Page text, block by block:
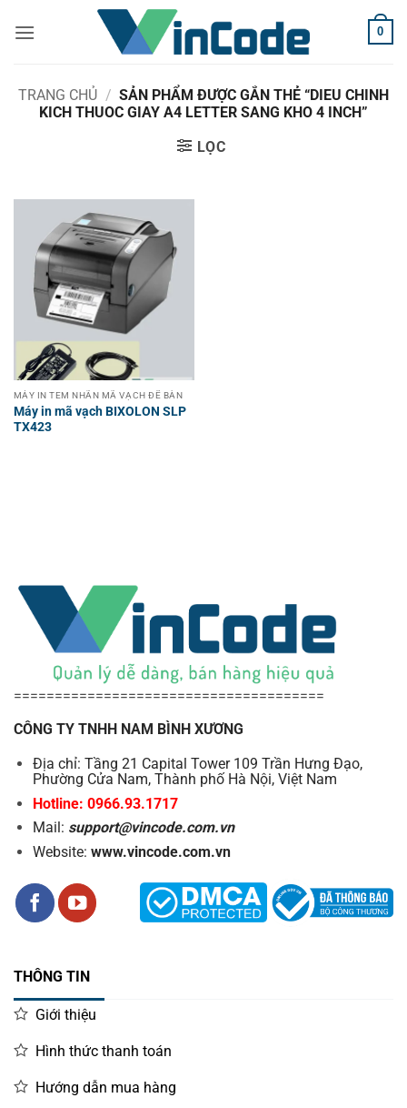
qua
0
TRANG CHỦ / SẢN PHẨM ĐƯỢC GẮN THẺ “DIEU CHINH
KICH THUOC GIAY A4 LETTER SANG KHO 4 INCH”
LỌC
MÁY IN TEM NHÃN MÃ VẠCH ĐỂ BÀN
Máy in mã vạch BIXOLON SLP
TX423
======================================
CÔNG TY TNHH NAM BÌNH XƯƠNG
Địa chỉ: Tầng 21 Capital Tower 109 Trần Hưng Đạo,
Phường Cửa Nam, Thành phố Hà Nội, Việt Nam
Hotline: 0966.93.1717
Mail: support@vincode.com.vn
Website: www.vincode.com.vn
THÔNG TIN
Giới thiệu
Hình thức thanh toán
Hướng dẫn mua hàng